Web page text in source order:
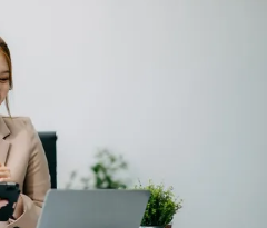
支
財務諸
工
財
工